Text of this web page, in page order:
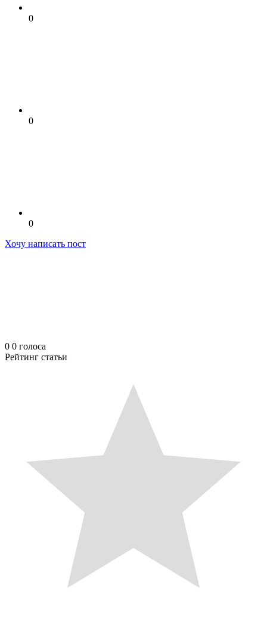
0
0
0
Хочу написать пост
0 0 голоса
Рейтинг статьи